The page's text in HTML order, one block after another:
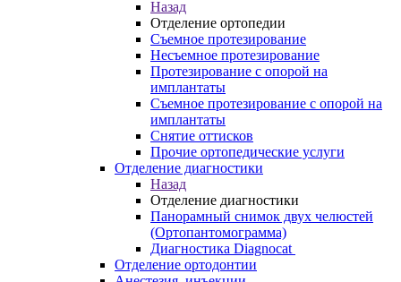
Назад
Отделение ортопедии
Съемное протезирование
Несъемное протезирование
Протезирование с опорой на
имплантаты
Съемное протезирование с опорой на
имплантаты
Снятие оттисков
Прочие ортопедические услуги
Отделение диагностики
Назад
Отделение диагностики
Панорамный снимок двух челюстей
(Ортопантомограмма)
Диагностика Diagnocat
Отделение ортодонтии